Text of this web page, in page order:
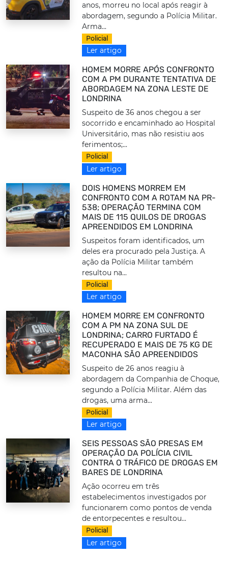
anos, morreu no local após reagir à
abordagem, segundo a Polícia Militar.
Arma...
Policial
Ler artigo
HOMEM MORRE APÓS CONFRONTO
COM A PM DURANTE TENTATIVA DE
ABORDAGEM NA ZONA LESTE DE
LONDRINA
Suspeito de 36 anos chegou a ser
socorrido e encaminhado ao Hospital
Universitário, mas não resistiu aos
ferimentos;...
Policial
Ler artigo
DOIS HOMENS MORREM EM
CONFRONTO COM A ROTAM NA PR-
538; OPERAÇÃO TERMINA COM
MAIS DE 115 QUILOS DE DROGAS
APREENDIDOS EM LONDRINA
Suspeitos foram identificados, um
deles era procurado pela Justiça. A
ação da Polícia Militar também
resultou na...
Policial
Ler artigo
HOMEM MORRE EM CONFRONTO
COM A PM NA ZONA SUL DE
LONDRINA; CARRO FURTADO É
RECUPERADO E MAIS DE 75 KG DE
MACONHA SÃO APREENDIDOS
Suspeito de 26 anos reagiu à
abordagem da Companhia de Choque,
segundo a Polícia Militar. Além das
drogas, uma arma...
Policial
Ler artigo
SEIS PESSOAS SÃO PRESAS EM
OPERAÇÃO DA POLÍCIA CIVIL
CONTRA O TRÁFICO DE DROGAS EM
BARES DE LONDRINA
Ação ocorreu em três
estabelecimentos investigados por
funcionarem como pontos de venda
de entorpecentes e resultou...
Policial
Ler artigo